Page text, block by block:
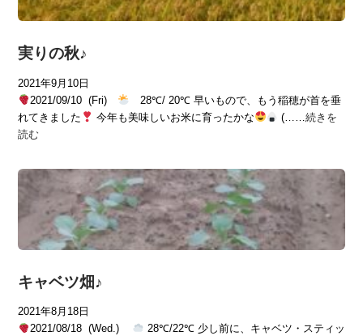
実りの秋♪
2021年9月10日
2021/09/10 (Fri)
28℃/ 20℃ 早いもので、もう稲穂が首を垂
れてきました
今年も美味しいお米に育ったかな (……続きを
読む
キャベツ畑♪
2021年8月18日
2021/08/18 (Wed.)
28℃/22℃ 少し前に、キャベツ・スティッ